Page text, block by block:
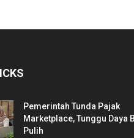
Pemerintah Tunda Pajak
Marketplace, Tunggu Daya
Pulih